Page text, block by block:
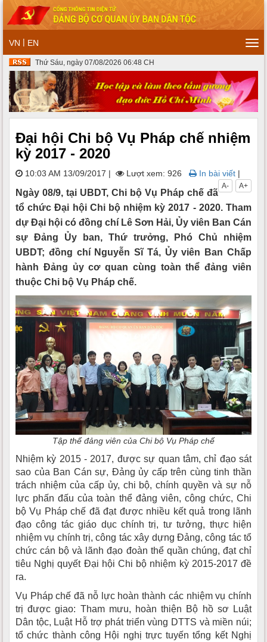
VN | EN
Thứ Sáu, ngày 07/08/2026 06:48 CH
Đại hội Chi bộ Vụ Pháp chế nhiệm
kỳ 2017 - 2020
10:03 AM 13/09/2017 | Lượt xem: 926 In bài viết |
A+
A-
Ngày 08/9, tại UBDT, Chi bộ Vụ Pháp chế đã
tổ chức Đại hội Chi bộ nhiệm kỳ 2017 - 2020. Tham
dự Đại hội có đồng chí Lê Sơn Hải, Ủy viên Ban Cán
sự Đảng Ủy ban, Thứ trưởng, Phó Chủ nhiệm
UBDT; đồng chí Nguyễn Sĩ Tá, Ủy viên Ban Chấp
hành Đảng ủy cơ quan cùng toàn thể đảng viên
thuộc Chi bộ Vụ Pháp chế.
Tập thể đảng viên của Chi bộ Vụ Pháp chế
Nhiệm kỳ 2015 - 2017, được sự quan tâm, chỉ đạo sát
sao của Ban Cán sự, Đảng ủy cấp trên cùng tinh thần
trách nhiệm của cấp ủy, chi bộ, chính quyền và sự nỗ
lực phấn đấu của toàn thể đảng viên, công chức, Chi
bộ Vụ Pháp chế đã đạt được nhiều kết quả trong lãnh
đạo công tác giáo dục chính trị, tư tưởng, thực hiện
nhiệm vụ chính trị, công tác xây dựng Đảng, công tác tổ
chức cán bộ và lãnh đạo đoàn thể quần chúng, đạt chỉ
tiêu Nghị quyết Đại hội Chi bộ nhiệm kỳ 2015-2017 đề
ra.
Vụ Pháp chế đã nỗ lực hoàn thành các nhiệm vụ chính
trị được giao: Tham mưu, hoàn thiện Bộ hồ sơ Luật
Dân tộc, Luật Hỗ trợ phát triển vùng DTTS và miền núi;
tổ chức thành công Hội nghị trực tuyến tổng kết Nghị